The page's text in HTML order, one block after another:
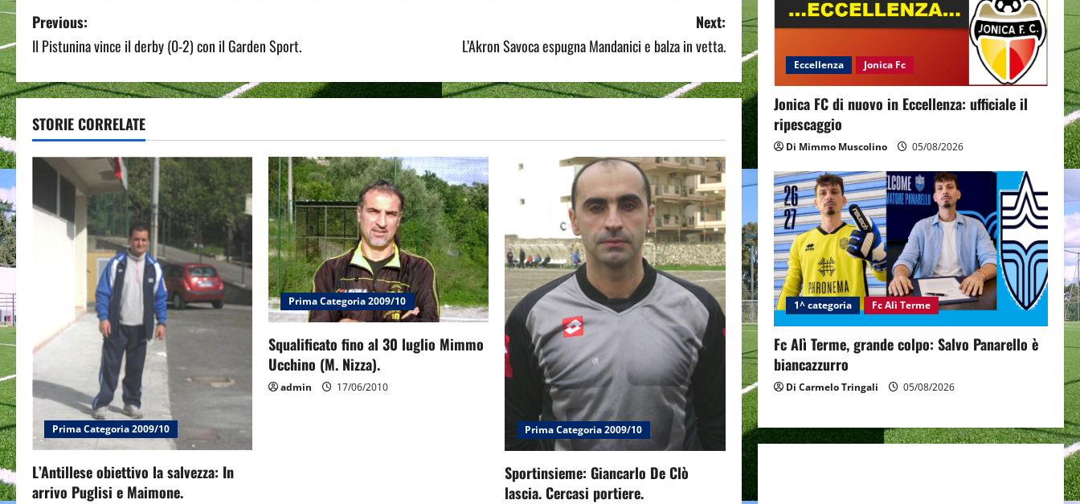
P
o
s
t
n
a
t
i
o
n
Previous:
Il Pistunina vince il derby (0-2) con il Garden Sport.
Next:
L’Akron Savoca espugna Mandanici e balza in vetta.
STORIE CORRELATE
Prima Categoria 2009/10
L’Antillese obiettivo la salvezza: In
arrivo Puglisi e Maimone.
Prima Categoria 2009/10
Squalificato fino al 30 luglio Mimmo
Ucchino (M. Nizza).
admin 17/06/2010
Prima Categoria 2009/10
Sportinsieme: Giancarlo De Clò
lascia. Cercasi portiere.
Eccellenza Jonica Fc
Jonica FC di nuovo in Eccellenza: ufficiale il
ripescaggio
Di Mimmo Muscolino 05/08/2026
1^ categoria Fc Alì Terme
Fc Alì Terme, grande colpo: Salvo Panarello è
biancazzurro
Di Carmelo Tringali 05/08/2026